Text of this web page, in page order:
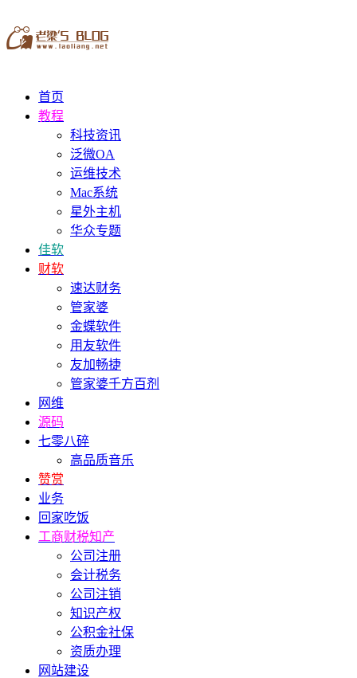
首页
教程
科技资讯
泛微OA
运维技术
Mac系统
星外主机
华众专题
佳软
财软
速达财务
管家婆
金蝶软件
用友软件
友加畅捷
管家婆千方百剂
网维
源码
七零八碎
高品质音乐
赞赏
业务
回家吃饭
工商财税知产
公司注册
会计税务
公司注销
知识产权
公积金社保
资质办理
网站建设